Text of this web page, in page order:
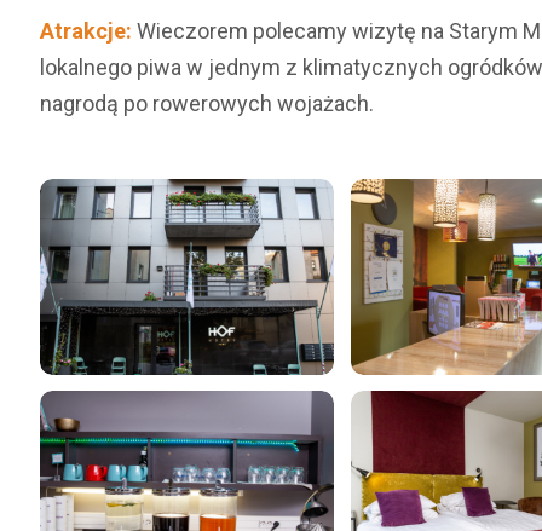
Atrakcje: Wieczorem polecamy wizytę na Starym
lokalnego piwa w jednym z klimatycznych
nagrodą po rowerowych wojażach.